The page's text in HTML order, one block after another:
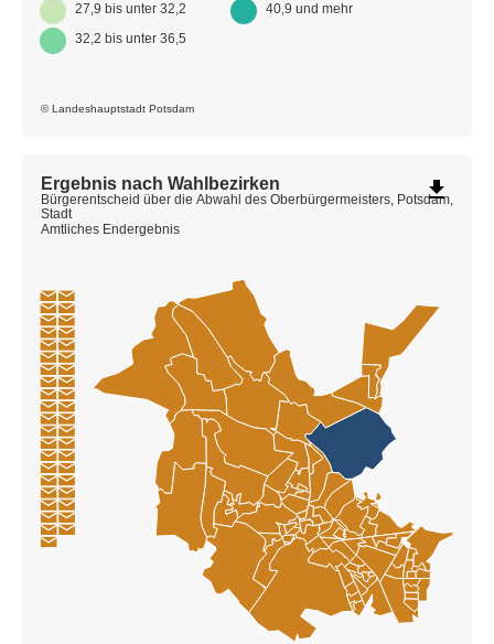
© Landeshauptstadt Potsdam
27,9 bis unter 32,2
32,2 bis unter 36,5
40,9 und mehr
Ergebnis nach Wahlbezirken
Bürgerentscheid über die Abwahl des Oberbürgermeisters, Potsdam,
Stadt
Amtliches Endergebnis
file_download